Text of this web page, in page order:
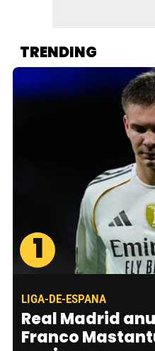
TRENDING
1
LIGA-DE-ESPANA
Real Madrid
Franco